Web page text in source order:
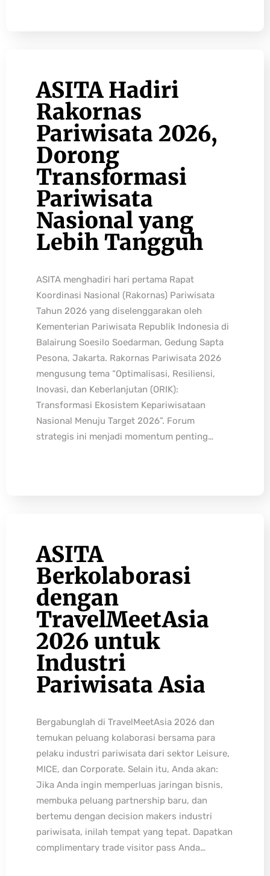
ASITA Hadiri
Rakornas
Pariwisata 2026,
Dorong
Transformasi
Pariwisata
Nasional yang
Lebih Tangguh
ASITA menghadiri hari pertama Rapat
Koordinasi Nasional (Rakornas) Pariwisata
Tahun 2026 yang diselenggarakan oleh
Kementerian Pariwisata Republik Indonesia di
Balairung Soesilo Soedarman, Gedung Sapta
Pesona, Jakarta. Rakornas Pariwisata 2026
mengusung tema “Optimalisasi, Resiliensi,
Inovasi, dan Keberlanjutan (ORIK):
Transformasi Ekosistem Kepariwisataan
Nasional Menuju Target 2026”. Forum
strategis ini menjadi momentum penting…
ASITA
Berkolaborasi
dengan
TravelMeetAsia
2026 untuk
Industri
Pariwisata Asia
Bergabunglah di TravelMeetAsia 2026 dan
temukan peluang kolaborasi bersama para
pelaku industri pariwisata dari sektor Leisure,
MICE, dan Corporate. Selain itu, Anda akan:
Jika Anda ingin memperluas jaringan bisnis,
membuka peluang partnership baru, dan
bertemu dengan decision makers industri
pariwisata, inilah tempat yang tepat. Dapatkan
complimentary trade visitor pass Anda…